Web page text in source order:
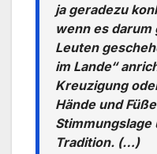
ja geradezu
wenn es darum
Leuten
im Lande“
Kreuzigung
Hände und
Tradition. (…)